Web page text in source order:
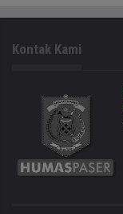
Kontak Kami